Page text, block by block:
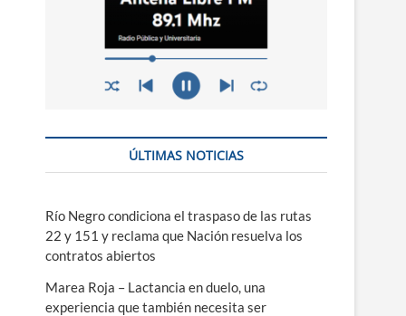
ÚLTIMAS NOTICIAS
Río Negro condiciona el traspaso de las rutas
22 y 151 y reclama que Nación resuelva los
contratos abiertos
Marea Roja – Lactancia en duelo, una
experiencia que también necesita ser